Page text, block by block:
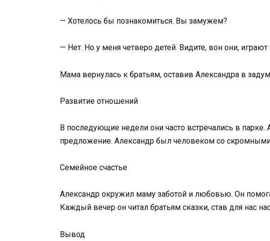
— Хотелось бы познакомиться. Вы замужем?
— Нет. Но у меня четверо детей. Видите, вон они, играют
Мама вернулась к братьям, оставив Александра в
Развитие отношений
В последующие недели они часто встречались в
предложение. Александр был человеком со
Семейное счастье
Александр окружил маму заботой и любовью. Он
Каждый вечер он читал братьям сказки, став для нас
Вывод